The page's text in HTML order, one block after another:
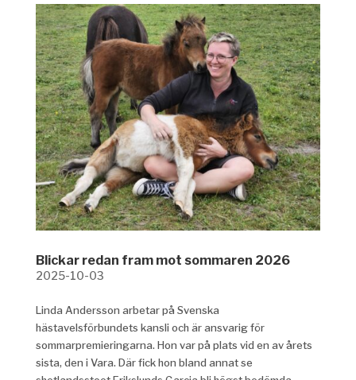
Blickar redan fram mot sommaren 2026
2025-10-03
Linda Andersson arbetar på Svenska
hästavelsförbundets kansli och är ansvarig för
sommarpremieringarna. Hon var på plats vid en av årets
sista, den i Vara. Där fick hon bland annat se